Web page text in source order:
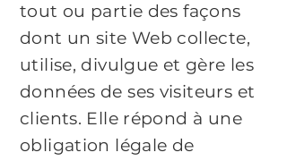
tout ou partie des façons
dont un site Web collecte,
utilise, divulgue et gère les
données de ses visiteurs et
clients. Elle répond à une
obligation légale de